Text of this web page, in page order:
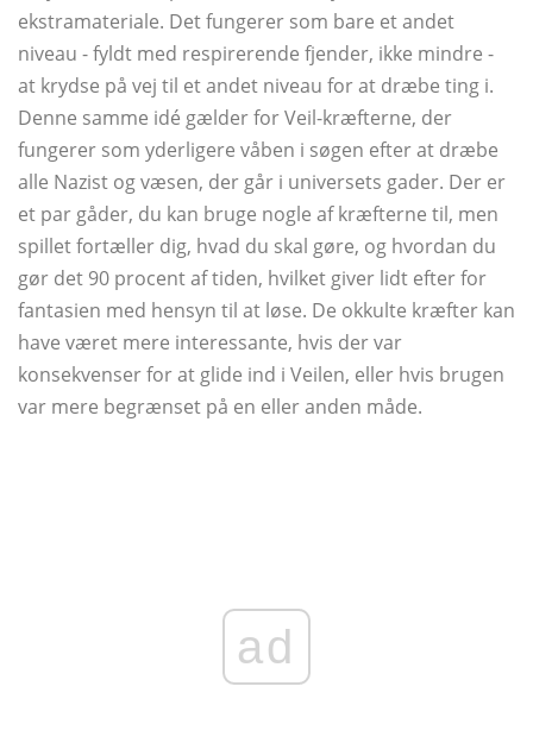
ekstramateriale. Det fungerer som bare et andet
niveau - fyldt med respirerende fjender, ikke mindre -
at krydse på vej til et andet niveau for at dræbe ting i.
Denne samme idé gælder for Veil-kræfterne, der
fungerer som yderligere våben i søgen efter at dræbe
alle Nazist og væsen, der går i universets gader. Der er
et par gåder, du kan bruge nogle af kræfterne til, men
spillet fortæller dig, hvad du skal gøre, og hvordan du
gør det 90 procent af tiden, hvilket giver lidt efter for
fantasien med hensyn til at løse. De okkulte kræfter kan
have været mere interessante, hvis der var
konsekvenser for at glide ind i Veilen, eller hvis brugen
var mere begrænset på en eller anden måde.
ad